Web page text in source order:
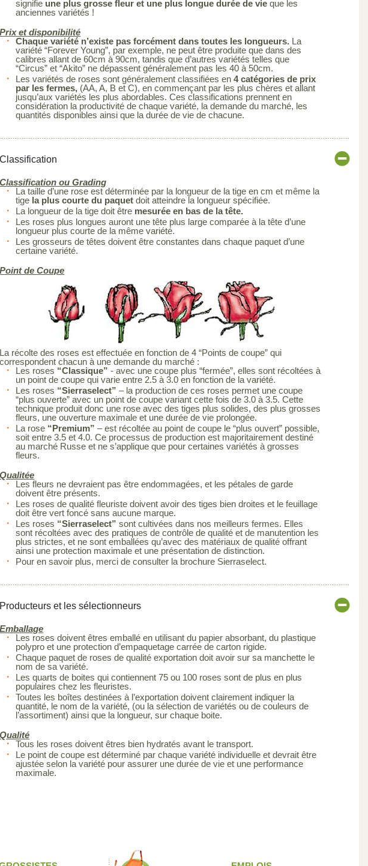
signifie une plus grosse fleur et une plus longue durée de vie que les
anciennes variétés !
Prix et disponibilité
Chaque variété n’existe pas forcément dans toutes les longueurs. La
variété “Forever Young”, par exemple, ne peut être produite que dans des
calibres allant de 60cm à 90cm, tandis que d’autres variétés telles que
“Circus” et “Akito” ne dépassent généralement pas les 40 à 50cm.
Les variétés de roses sont généralement classifiées en4 catégories de prix
par les fermes, (AA, A, B et C), en commençant par les plus chères et allant
jusqu’aux variétés les plus abordables. Ces classifications prennent en
considération la productivité de chaque variété, la demande du marché, les
quantités disponibles ainsi que la durée de vie de chacune.
Classification
Classification ou Grading
La taille d’une rose est déterminée par la longueur de la tige en cm et même la
tige la plus courte du paquet doit atteindre la longueur spécifiée.
La longueur de la tige doit être mesurée en bas de la tête.
Les roses plus longues auront une tête plus large comparée à la tête d’une
longueur plus courte de la même variété.
Les grosseurs de têtes doivent être constantes dans chaque paquet d’une
certaine variété.
Point de Coupe
La récolte des roses est effectuée en fonction de 4 “Points de coupe” qui
correspondent chacun à une demande du marché :
Les roses “Classique” - avec une coupe plus “fermée”, elles sont récoltées à
un point de coupe qui varie entre 2.5 à 3.0 en fonction de la variété.
Les roses “Sierraselect”– la production de ces roses permet une coupe
“plus ouverte” avec un point de coupe variant cette fois de 3.0 à 3.5. Cette
technique produit donc une rose avec des tiges plus solides, des plus grosses
fleurs, une ouverture maximale et une durée de vie prolongée.
La rose “Premium”– est récoltée au point de coupe le “plus ouvert” possible,
soit entre 3.5 et 4.0. Ce processus de production est majoritairement destiné
au marché Russe et ne s’applique que pour certaines variétés à grosses
fleurs.
Qualitée
Les fleurs ne devraient pas être endommagées, et les pétales de garde
doivent être présents.
Les roses de qualité fleuriste doivent avoir des tiges bien droites et le feuillage
doit être vert foncé sans aucune marque.
Les roses “Sierraselect”sont cultivées dans nos meilleurs fermes. Elles
sont récoltées avec des pratiques de contrôle de qualité et de manutention les
plus strictes, et ne sont emballées qu’avec des matériaux de qualité offrant
ainsi une protection maximale et une présentation de distinction.
Pour en savoir plus, merci de consulter la brochure Sierraselect.
Producteurs et les sélectionneurs
Emballage
Les roses doivent êtres emballé en utilisant du papier absorbant, du plastique
polypro et une protection d’empaquetage carrée de carton rigide.
Chaque paquet de roses de qualité exportation doit avoir sur sa manchette le
nom de sa variété.
Les quarts de boites qui contiennent 75 ou 100 roses sont de plus en plus
populaires chez les fleuristes.
Toutes les boîtes destinées à l’exportation doivent clairement indiquer la
quantité, le nom de la variété, (ou la sélection de variétés ou de couleurs de
l’assortiment) ainsi que la longueur, sur chaque boite.
Qualité
Tous les roses doivent êtres bien hydratés avant le transport.
Le point de coupe est déterminé par chaque variété individuelle et devrait être
ajustée selon la variété pour assurer une durée de vie et une performance
maximale.